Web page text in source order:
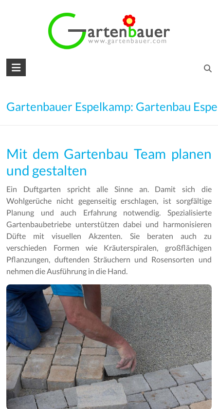
den
Träume
Gartengestaltung
–
Gartenbau
Gartenpflege
Gartenbauer Espelkamp: Gartenbau
Mit dem Gartenbau Team planen
und gestalten
Ein Duftgarten spricht alle Sinne an. Damit sich die
Wohlgerüche nicht gegenseitig erschlagen, ist sorgfältige
Planung und auch Erfahrung notwendig. Spezialisierte
Gartenbaubetriebe unterstützen dabei und harmonisieren
Düfte mit visuellen Akzenten. Sie beraten auch zu
verschieden Formen wie Kräuterspiralen, großflächigen
Pflanzungen, duftenden Sträuchern und Rosensorten und
nehmen die Ausführung in die Hand.